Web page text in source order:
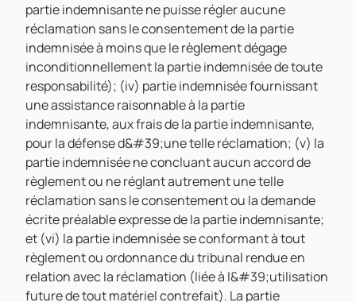
partie indemnisante ne puisse régler aucune
réclamation sans le consentement de la partie
indemnisée à moins que le règlement dégage
inconditionnellement la partie indemnisée de toute
responsabilité); (iv) partie indemnisée fournissant
une assistance raisonnable à la partie
indemnisante, aux frais de la partie indemnisante,
pour la défense d&#39;une telle réclamation; (v) la
partie indemnisée ne concluant aucun accord de
règlement ou ne réglant autrement une telle
réclamation sans le consentement ou la demande
écrite préalable expresse de la partie indemnisante;
et (vi) la partie indemnisée se conformant à tout
règlement ou ordonnance du tribunal rendue en
relation avec la réclamation (liée à l&#39;utilisation
future de tout matériel contrefait). La partie